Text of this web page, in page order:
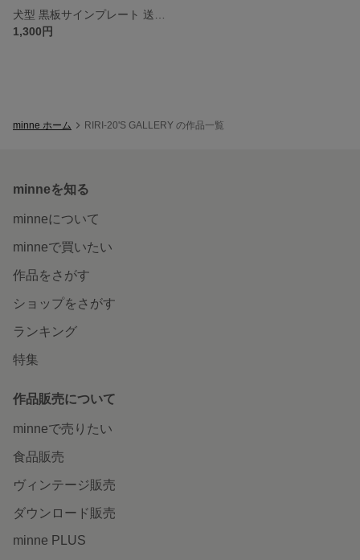
1,300円
minne ホーム RIRI-20'S GALLERY の作品一覧
minneを知る
minneについて
minneで買いたい
作品をさがす
ショップをさがす
ランキング
特集
作品販売について
minneで売りたい
食品販売
ヴィンテージ販売
ダウンロード販売
minne PLUS